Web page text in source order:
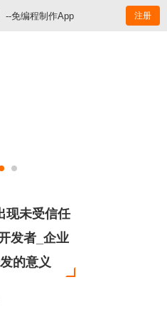
--免编程制作App 注册
现未受信任
发者_企业
的意义